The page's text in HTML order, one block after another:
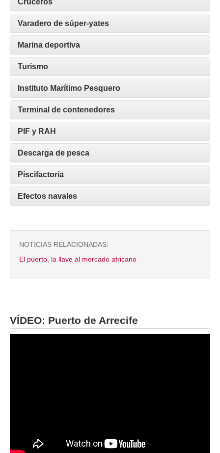
Cruceros
Varadero de súper-yates
Marina deportiva
Turismo
Instituto Marítimo Pesquero
Terminal de contenedores
PIF y RAH
Descarga de pesca
Piscifactoría
Efectos navales
NOTICIAS RELACIONADAS:
El puerto, la llave al mercado africano
VÍDEO: Puerto de Arrecife